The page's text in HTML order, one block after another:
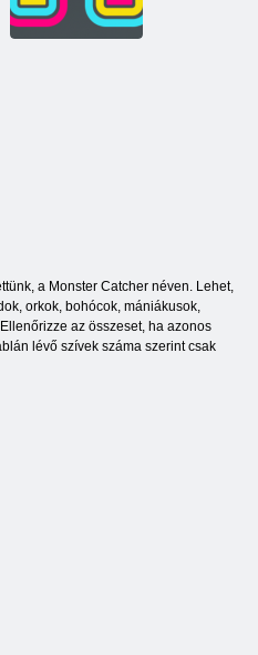
Fruya összetörés
a Monster Catcher néven. Lehet,
orkok, bohócok, mániákusok,
az összeset, ha azonos
lévő szívek száma szerint csak